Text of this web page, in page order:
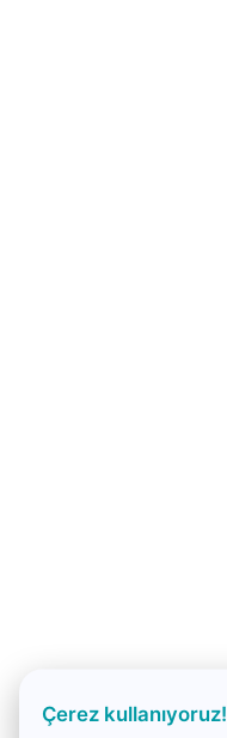
Çerez kullanıyoruz!